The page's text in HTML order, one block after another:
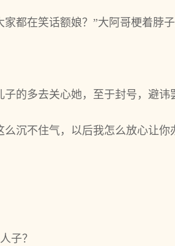
都在笑话额娘？”大阿哥梗着脖子
的多去关心她，至于封号，避讳
沉不住气，以后我怎么放心让你
子？